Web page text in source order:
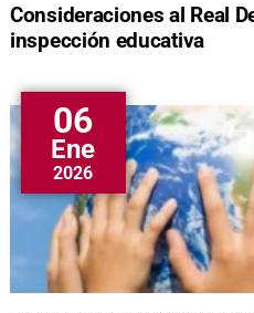
Consideraciones al Real
inspección educativa
06
Ene
2026